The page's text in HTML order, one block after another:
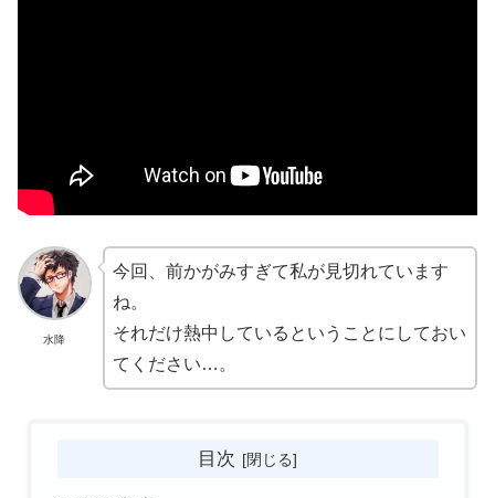
水降
今回、前かがみすぎて私が見切れています
ね。
それだけ熱中しているということにしておい
てください…。
目次